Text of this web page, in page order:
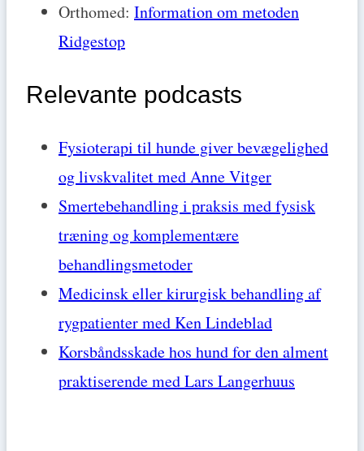
Orthomed: Information om metoden
Ridgestop
Relevante podcasts
Fysioterapi til hunde giver bevægelighed
og livskvalitet med Anne Vitger
Smertebehandling i praksis med fysisk
træning og komplementære
behandlingsmetoder
Medicinsk eller kirurgisk behandling af
rygpatienter med Ken Lindeblad
Korsbåndsskade hos hund for den alment
praktiserende med Lars Langerhuus